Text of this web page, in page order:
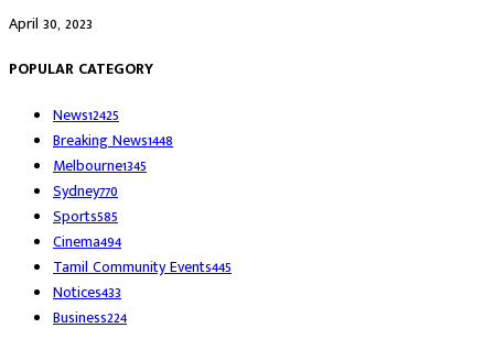
April 30, 2023
POPULAR CATEGORY
News12425
Breaking News1448
Melbourne1345
Sydney770
Sports585
Cinema494
Tamil Community Events445
Notices433
Business224